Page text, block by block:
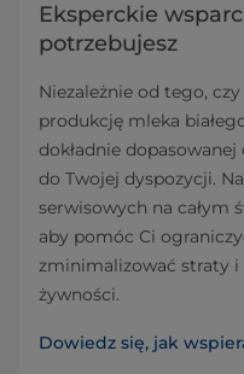
Eksperckie
potrzebujesz
Niezależnie od tego,
produkcję mleka
dokładnie
do Twojej dyspozycji.
serwisowych na całym
aby pomóc Ci
zminimalizować straty i
żywności.
Dowiedz się, jak